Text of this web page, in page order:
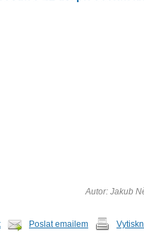
Autor: Jakub
Poslat emailem